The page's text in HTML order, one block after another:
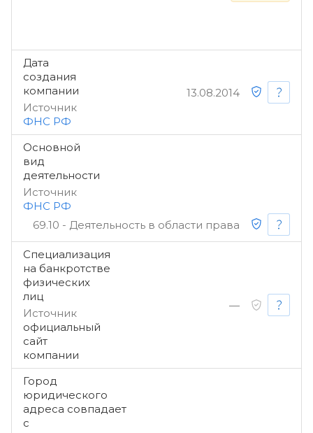
Дата
создания
компании
Источник
ФНС РФ
13.08.2014
Основной
вид
деятельности
Источник
ФНС РФ
69.10 - Деятельность в области права
Специализация
на банкротстве
физических
лиц
Источник
официальный
сайт
компании
—
Город
юридического
адреса совпадает
с